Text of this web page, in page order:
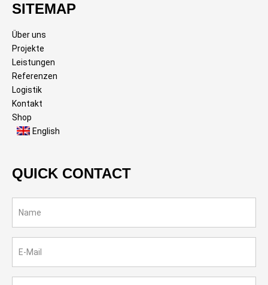
SITEMAP
Über uns
Projekte
Leistungen
Referenzen
Logistik
Kontakt
Shop
English
QUICK CONTACT